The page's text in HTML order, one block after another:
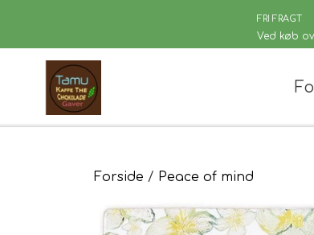
FRI FRAGT
Ved køb
Kusmi Te
Grøn
Forside Peace of mind